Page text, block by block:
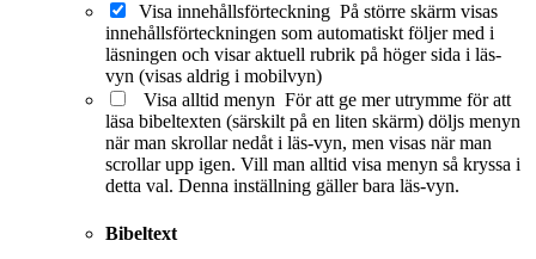
Visa innehållsförteckning På större skärm visas
innehållsförteckningen som automatiskt följer med i
läsningen och visar aktuell rubrik på höger sida i läs-
vyn (visas aldrig i mobilvyn)
Visa alltid menyn För att ge mer utrymme för att
läsa bibeltexten (särskilt på en liten skärm) döljs menyn
när man skrollar nedåt i läs-vyn, men visas när man
scrollar upp igen. Vill man alltid visa menyn så kryssa i
detta val. Denna inställning gäller bara läs-vyn.
Bibeltext